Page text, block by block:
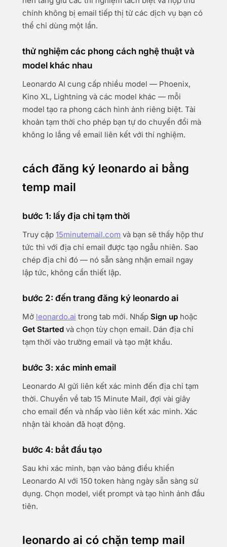
chính không bị email tiếp thị từ các dịch vụ bạn có
thể chỉ dùng một lần.
thử nghiệm các phong cách nghệ thuật và
model khác nhau
Leonardo AI cung cấp nhiều model — Phoenix,
Kino XL, Lightning và các model khác — mỗi
model tạo ra phong cách hình ảnh riêng biệt. Tài
khoản tạm thời cho phép bạn tự do chuyển đổi mà
không lo lắng về email liên kết với thí nghiệm.
cách đăng ký leonardo ai bằng
temp mail
bước 1: lấy địa chỉ tạm thời
Truy cập 15minutemail.com và bạn sẽ thấy hộp thư
tức thì với địa chỉ email được tạo ngẫu nhiên. Sao
chép địa chỉ đó — nó sẵn sàng nhận email ngay
lập tức, không cần thiết lập.
bước 2: đến trang đăng ký leonardo ai
Mở leonardo.ai trong tab mới. Nhấp Sign up hoặc
Get Started và chọn tùy chọn email. Dán địa chỉ
tạm thời vào trường email và tạo mật khẩu.
bước 3: xác minh email
Leonardo AI gửi liên kết xác minh đến địa chỉ tạm
thời. Chuyển về tab 15 Minute Mail, đợi vài giây
cho email đến và nhấp vào liên kết xác minh. Xác
nhận tài khoản đã hoạt động.
bước 4: bắt đầu tạo
Sau khi xác minh, bạn vào bảng điều khiển
Leonardo AI với 150 token hàng ngày sẵn sàng sử
dụng. Chọn model, viết prompt và tạo hình ảnh đầu
tiên.
leonardo ai có chặn temp mail